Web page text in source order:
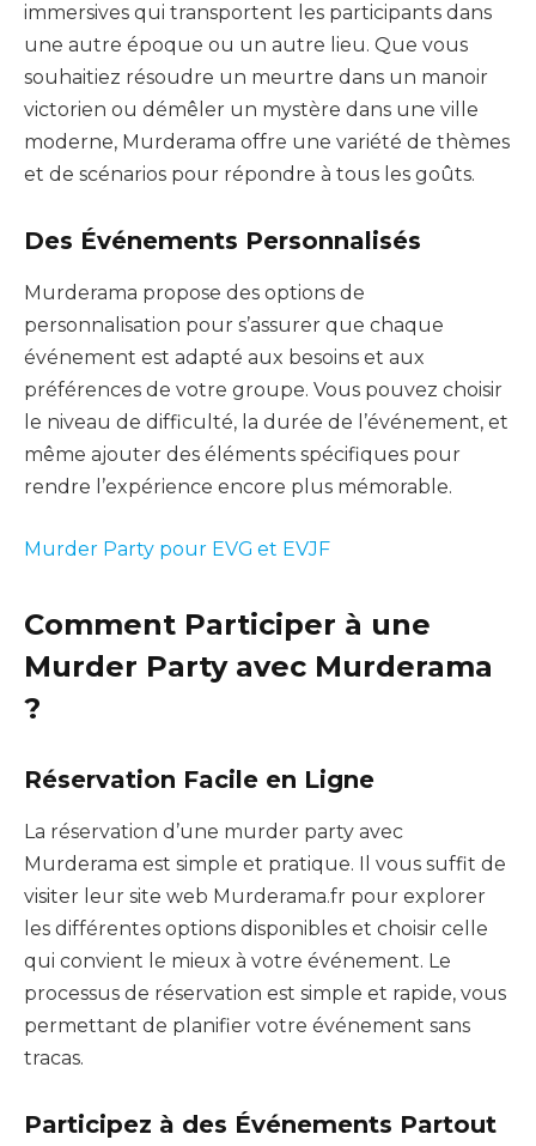
immersives qui transportent les participants dans
une autre époque ou un autre lieu. Que vous
souhaitiez résoudre un meurtre dans un manoir
victorien ou démêler un mystère dans une ville
moderne, Murderama offre une variété de thèmes
et de scénarios pour répondre à tous les goûts.
Des Événements Personnalisés
Murderama propose des options de
personnalisation pour s’assurer que chaque
événement est adapté aux besoins et aux
préférences de votre groupe. Vous pouvez choisir
le niveau de difficulté, la durée de l’événement, et
même ajouter des éléments spécifiques pour
rendre l’expérience encore plus mémorable.
Murder Party pour EVG et EVJF
Comment Participer à une
Murder Party avec Murderama
?
Réservation Facile en Ligne
La réservation d’une murder party avec
Murderama est simple et pratique. Il vous suffit de
visiter leur site web Murderama.fr pour explorer
les différentes options disponibles et choisir celle
qui convient le mieux à votre événement. Le
processus de réservation est simple et rapide, vous
permettant de planifier votre événement sans
tracas.
Participez à des Événements Partout